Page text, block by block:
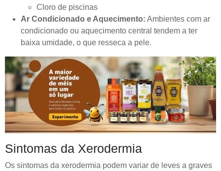
Cloro de piscinas
Ar Condicionado e Aquecimento: Ambientes com ar
condicionado ou aquecimento central tendem a ter
baixa umidade, o que resseca a pele.
Sintomas da Xerodermia
Os sintomas da xerodermia podem variar de leves a graves